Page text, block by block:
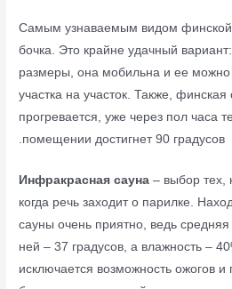
Самым узнаваемым видом финской
бочка. Это крайне удачный
размеры, она мобильна и ее можно
участка на участок. Также,
прогревается, уже через пол часа
помещении достигнет 90 градусов.
Инфракрасная сауна – выбор тех,
когда речь заходит о парилке.
сауны очень приятно, ведь
ней – 37 градусов, а влажность –
исключается возможность ожогов и